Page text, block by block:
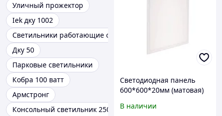
Уличный прожектор
Iek дку 1002
Светильники работающие от солнца
Дку 50
Парковые светильники
Кобра 100 ватт
Армстронг
Консольный светильник 250вт
Светодиодная панель
600*600*20мм (матовая)
В наличии